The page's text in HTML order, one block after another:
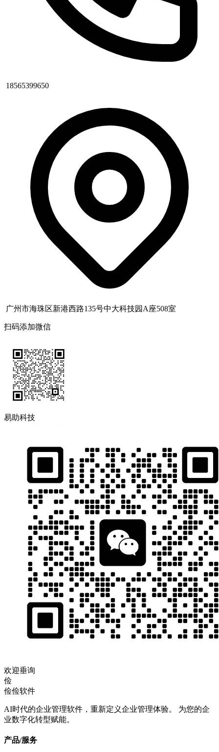
18565399650
广州市海珠区新港西路135号中大科技园A座508室
扫码添加微信
易助科技
欢迎垂询
俭
俭俭软件
AI时代的企业管理软件，重新定义企业管理体验。 为您的企
业数字化转型赋能。
产品/服务